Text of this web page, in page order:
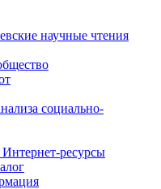
научные чтения
социально-
ресурсы